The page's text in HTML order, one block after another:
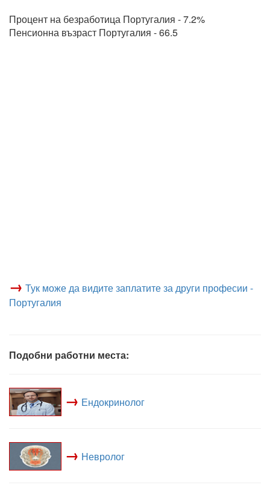
Процент на безработица Португалия - 7.2%
Пенсионна възраст Португалия - 66.5
→ Тук може да видите заплатите за други професии -
Португалия
Подобни работни места:
→ Ендокринолог
→ Невролог